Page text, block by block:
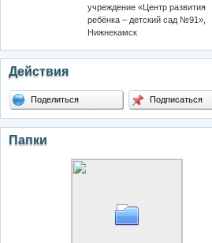
учреждение «Центр развития
ребёнка – детский сад №91»,
Нижнекамск
Действия
Поделиться Подписаться
Папки